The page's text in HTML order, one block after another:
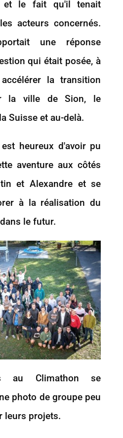
et le fait qu'il tenait
acteurs concernés.
une réponse
qui était posée, à
la transition
la ville de Sion, le
Suisse et au-delà.
est heureux d'avoir pu
aventure aux côtés
et Alexandre et se
à la réalisation du
dans le futur.
au Climathon se
photo de groupe peu
leurs projets.